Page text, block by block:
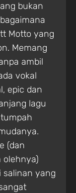
bukan
Motto yang
Memang
ambil
vokal
epic dan
lagu
(dan
olehnya)
salinan yang